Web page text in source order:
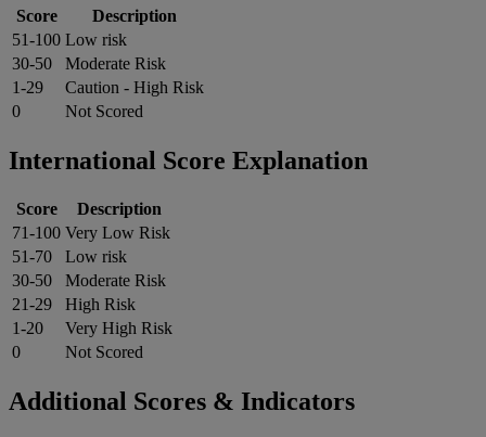
Score
Description
51-100 Low risk
30-50
Moderate Risk
1-29
Caution - High Risk
0
Not Scored
International Score Explanation
Score
Description
71-100 Very Low Risk
51-70
Low risk
30-50
Moderate Risk
21-29
High Risk
1-20
Very High Risk
0
Not Scored
Additional Scores & Indicators